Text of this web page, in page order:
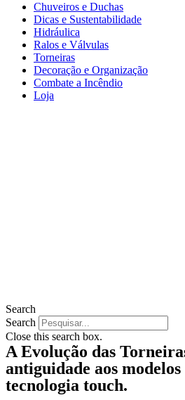
Chuveiros e Duchas
Dicas e Sustentabilidade
Hidráulica
Ralos e Válvulas
Torneiras
Decoração e Organização
Combate a Incêndio
Loja
Search
Search
Close this search box.
A Evolução das
antiguidade aos
tecnologia touch.